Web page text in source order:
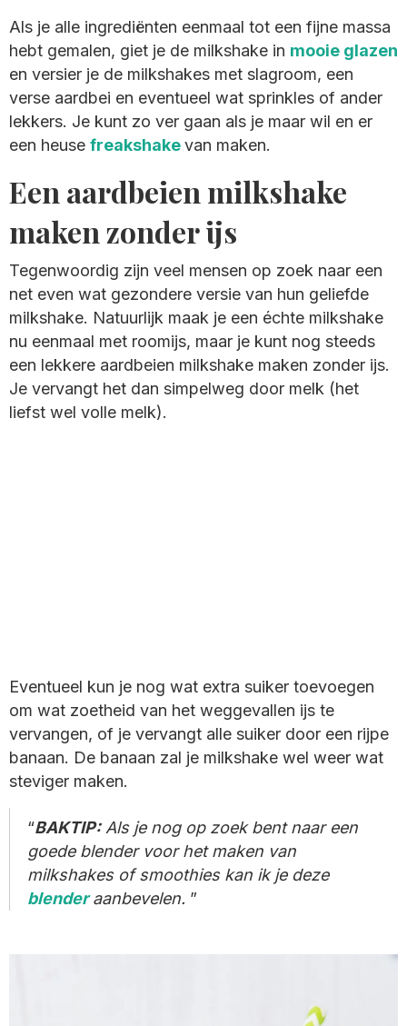
Als je alle ingrediënten eenmaal tot een fijne massa
hebt gemalen, giet je de milkshake in mooie glazen
en versier je de milkshakes met slagroom, een
verse aardbei en eventueel wat sprinkles of ander
lekkers. Je kunt zo ver gaan als je maar wil en er
een heuse freakshakevan maken.
Een aardbeien milkshake
maken zonder ijs
Tegenwoordig zijn veel mensen op zoek naar een
net even wat gezondere versie van hun geliefde
milkshake. Natuurlijk maak je een échte milkshake
nu eenmaal met roomijs, maar je kunt nog steeds
een lekkere aardbeien milkshake maken zonder ijs.
Je vervangt het dan simpelweg door melk (het
liefst wel volle melk).
Eventueel kun je nog wat extra suiker toevoegen
om wat zoetheid van het weggevallen ijs te
vervangen, of je vervangt alle suiker door een rijpe
banaan. De banaan zal je milkshake wel weer wat
steviger maken.
BAKTIP:Als je nog op zoek bent naar een
goede blender voor het maken van
milkshakes of smoothies kan ik je deze
blenderaanbevelen.